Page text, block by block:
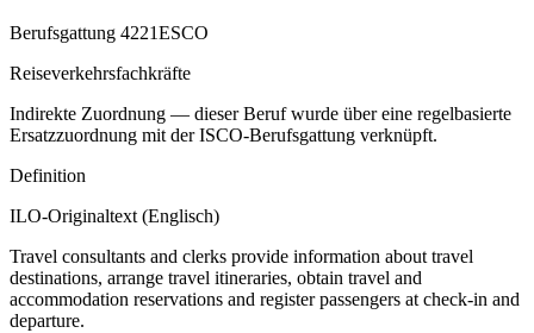
Berufsgattung 4221ESCO
Reiseverkehrsfachkräfte
Indirekte Zuordnung — dieser Beruf wurde über eine regelbasierte
Ersatzzuordnung mit der ISCO-Berufsgattung verknüpft.
Definition
ILO-Originaltext (Englisch)
Travel consultants and clerks provide information about travel
destinations, arrange travel itineraries, obtain travel and
accommodation reservations and register passengers at check-in and
departure.